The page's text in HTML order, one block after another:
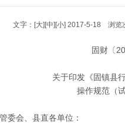
文字： [大] [中] [小] 2017-5-18 浏览
固财〔
关于印发《固镇县
操作规范（
委会、县直各单位：